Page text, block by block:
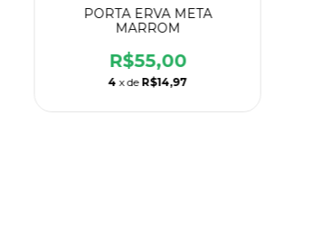
PORTA ERVA META
MARROM
R$55,00
4 x de R$14,97